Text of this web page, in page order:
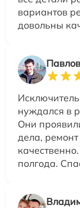
вариантов
довольны
нуждался в
Они
дела,
полгода.